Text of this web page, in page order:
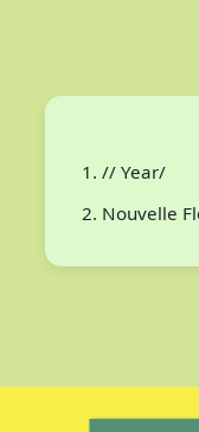
// Year/
Nouvelle